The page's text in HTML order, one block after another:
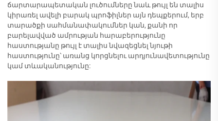
ճարտարապետական լուծումները նաև թույլ են տալիս
կիրառել ավելի բարակ պրոֆիլներ այն դեպքերում, երբ
տարածքի սահմանափակումներ կան, քանի որ
բարելավված ամրության հարաբերությունը
հաստությանը թույլ է տալիս նվազեցնել նյութի
հաստությունը՝ առանց կորցնելու արդյունավետությունը
կամ տևականությունը: